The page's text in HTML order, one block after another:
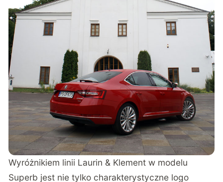
Wyróżnikiem linii Laurin & Klement w modelu
Superb jest nie tylko charakterystyczne logo